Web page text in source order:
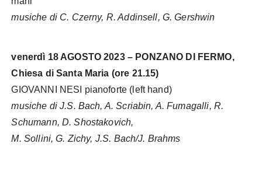
musiche di C. Czerny, R. Addinsell, G. Gershwin
venerdì 18 AGOSTO 2023 – PONZANO DI FERMO,
Chiesa di Santa Maria (ore 21.15)
GIOVANNI NESI pianoforte (left hand)
musiche di J.S. Bach, A. Scriabin, A. Fumagalli, R.
Schumann, D. Shostakovich,
M. Sollini, G. Zichy, J.S. Bach/J. Brahms